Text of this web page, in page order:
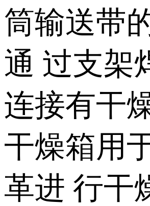
筒输送带
通 过支架
连接有干
干燥箱用
革进 行干